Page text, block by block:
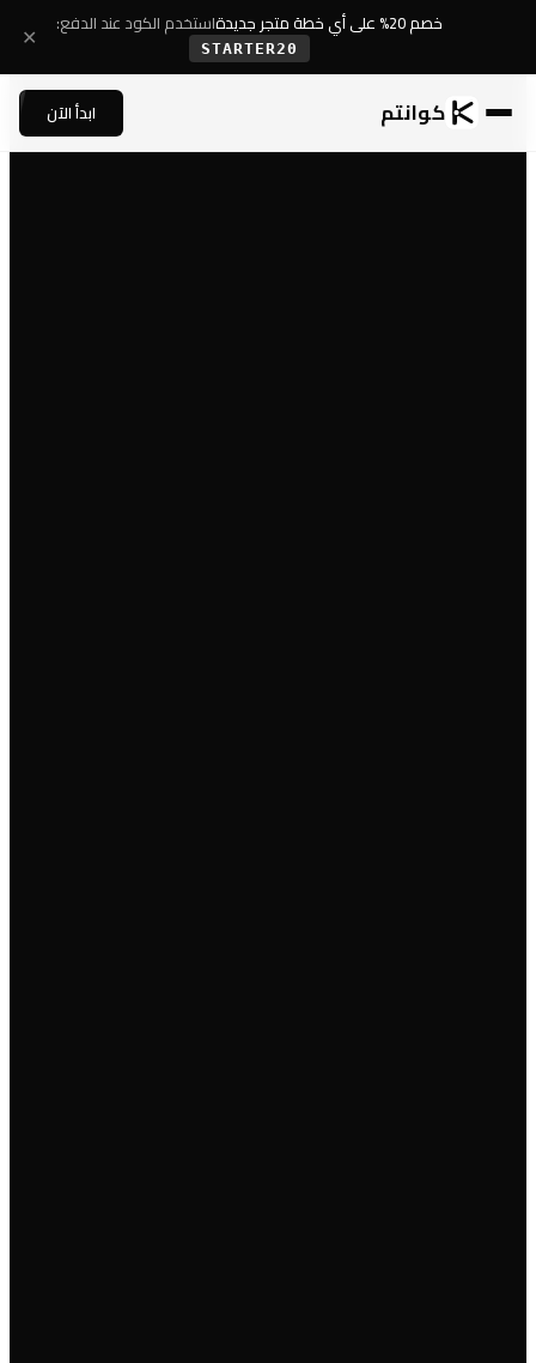
خصم 20% على أي خطة متجر جديدة استخدم الكود عند الدفع:
STARTER20
✕
كوانتم ابدأ الآن